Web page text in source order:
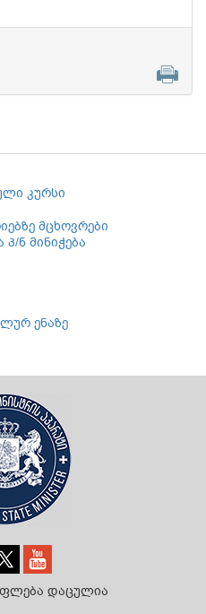
კურსი
მცხოვრები
ნ მინიჭება
ენაზე
დაცულია